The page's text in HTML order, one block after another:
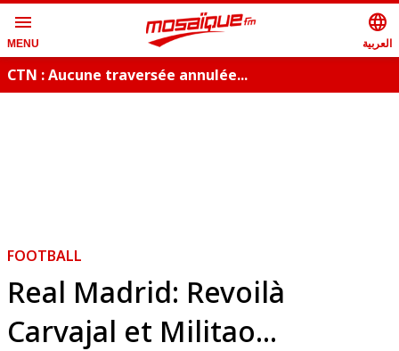
menu
MENU
language
العربية
CTN : Aucune traversée annulée...
FOOTBALL
Real Madrid: Revoilà
Carvajal et Militao...